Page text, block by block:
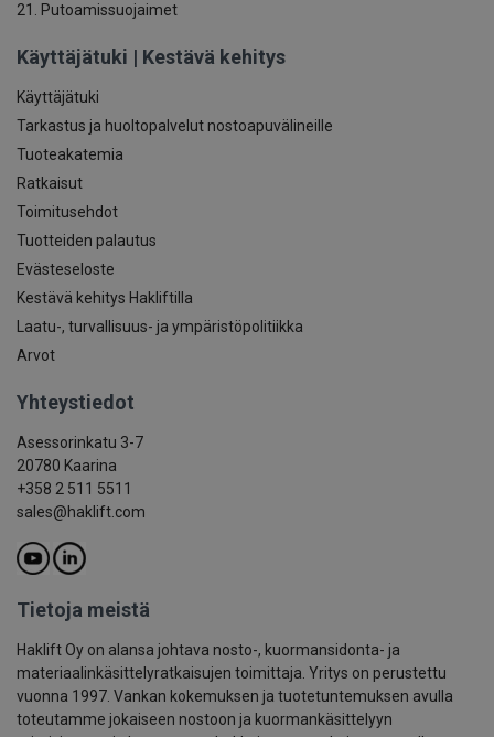
21. Putoamissuojaimet
Käyttäjätuki | Kestävä kehitys
Käyttäjätuki
Tarkastus ja huoltopalvelut nostoapuvälineille
Tuoteakatemia
Ratkaisut
Toimitusehdot
Tuotteiden palautus
Evästeseloste
Kestävä kehitys Hakliftilla
Laatu-, turvallisuus- ja ympäristöpolitiikka
Arvot
Yhteystiedot
Asessorinkatu 3-7
20780 Kaarina
+358 2 511 5511
sales@haklift.com
Tietoja meistä
Haklift Oy on alansa johtava nosto-, kuormansidonta- ja
materiaalinkäsittelyratkaisujen toimittaja. Yritys on perustettu
vuonna 1997. Vankan kokemuksen ja tuotetuntemuksen avulla
toteutamme jokaiseen nostoon ja kuormankäsittelyyn